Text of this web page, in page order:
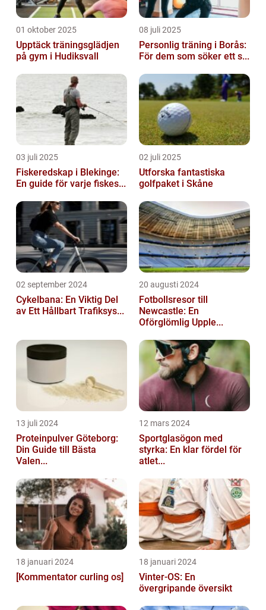
01 oktober 2025
Upptäck träningsglädjen
på gym i Hudiksvall
08 juli 2025
Personlig träning i Borås:
För dem som söker ett s...
03 juli 2025
Fiskeredskap i Blekinge:
En guide för varje fiskes...
02 juli 2025
Utforska fantastiska
golfpaket i Skåne
02 september 2024
Cykelbana: En Viktig Del
av Ett Hållbart Trafiksys...
20 augusti 2024
Fotbollsresor till
Newcastle: En
Oförglömlig Upple...
13 juli 2024
Proteinpulver Göteborg:
Din Guide till Bästa
Valen...
12 mars 2024
Sportglasögon med
styrka: En klar fördel för
atlet...
18 januari 2024
[Kommentator curling os]
18 januari 2024
Vinter-OS: En
övergripande översikt